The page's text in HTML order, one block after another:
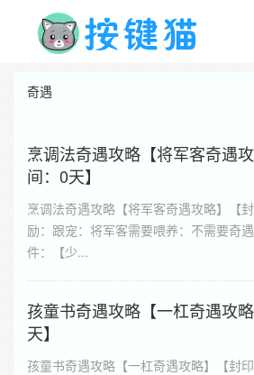
奇遇
烹调法奇遇攻略【将军客奇遇
间：0天】
烹调法奇遇攻略【将军客奇遇攻略】【
励：跟宠：将军客需要喂养：不需要奇
件：【少...
孩童书奇遇攻略【一杠奇遇攻
天】
孩童书奇遇攻略【一杠奇遇攻略】【封